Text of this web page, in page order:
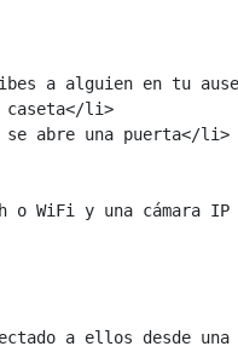
o WiFi y una cámara
a ellos desde una